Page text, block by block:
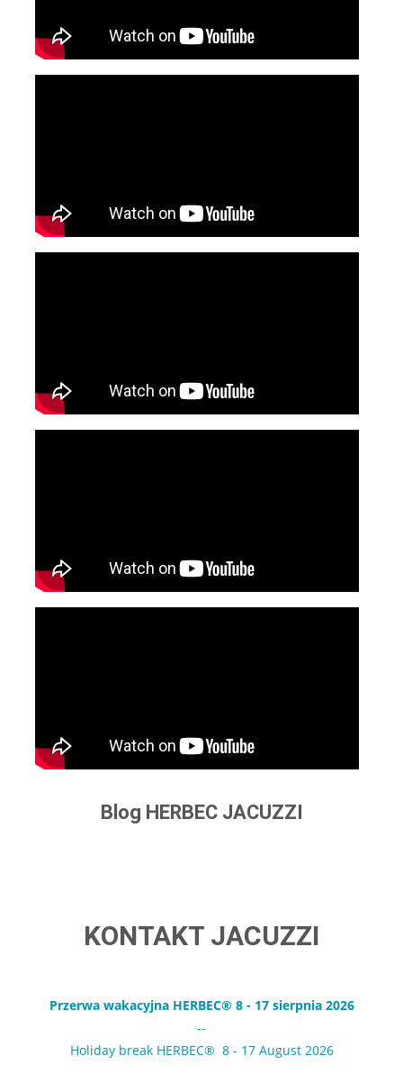
Blog HERBEC JACUZZI
KONTAKT JACUZZI
Przerwa wakacyjna HERBEC® 8 - 17 sierpnia 2026
--
Holiday break HERBEC® 8 - 17 August 2026